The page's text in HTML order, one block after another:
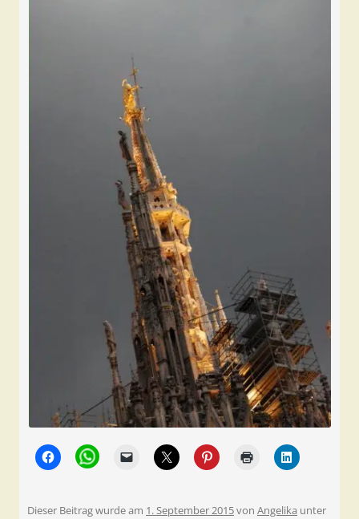
Dieser Beitrag wurde am 1. September 2015von Angelika unter